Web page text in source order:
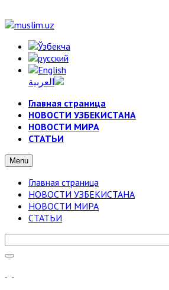
Главная страница
НОВОСТИ УЗБЕКИСТАНА
НОВОСТИ МИРА
СТАТЬИ
Menu
Главная страница
НОВОСТИ УЗБЕКИСТАНА
НОВОСТИ МИРА
СТАТЬИ